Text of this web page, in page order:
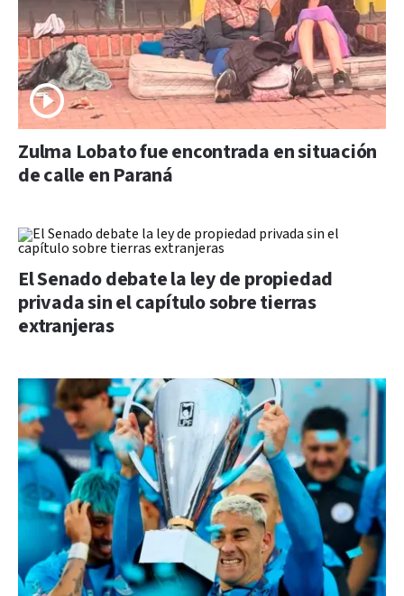
Zulma Lobato fue encontrada en situación
de calle en Paraná
El Senado debate la ley de propiedad
privada sin el capítulo sobre tierras
extranjeras